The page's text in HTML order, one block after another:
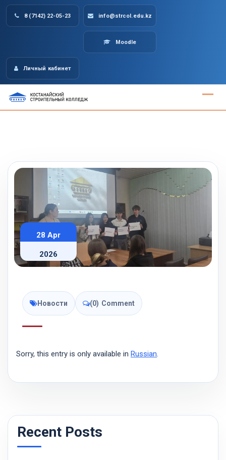
Skip
8 (7142) 22-05-23 info@strcol.edu.kz
Moodle
Личный кабинет
28 Apr
2026
Новости (0) Comment
Sorry, this entry is only available in Russian.
Recent Posts